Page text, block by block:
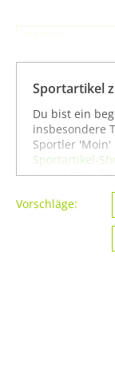
Preis
Farbe
Sportartikel
Du bist ein
insbesondere
Sportler
Sportartikel-
dieser Seite
Marke
kannst die
Angeln
Wenn Du
Tennis
Vorschläge: